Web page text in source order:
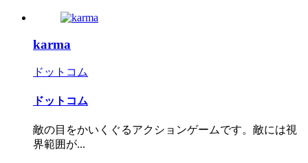
karma
ドットコム
ドットコム
敵の目をかいくぐるアクションゲームです。敵には視
界範囲が...